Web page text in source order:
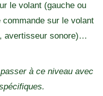
le volant (gauche ou
sur le volant
avertisseur sonore)…
à ce niveau avec